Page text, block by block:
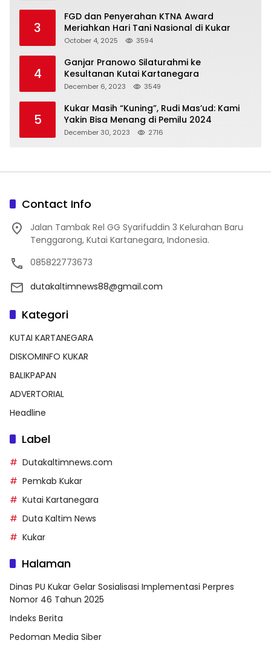
3
FGD dan Penyerahan KTNA Award
Meriahkan Hari Tani Nasional di Kukar
October 4, 2025 3594
4
Ganjar Pranowo Silaturahmi ke
Kesultanan Kutai Kartanegara
December 6, 2023 3549
5
Kukar Masih “Kuning”, Rudi Mas’ud: Kami
Yakin Bisa Menang di Pemilu 2024
December 30, 2023 2716
Contact Info
Jalan Tambak Rel GG Syarifuddin 3 Kelurahan Baru
Tenggarong, Kutai Kartanegara, Indonesia.
085822773673
dutakaltimnews88@gmail.com
Kategori
KUTAI KARTANEGARA
DISKOMINFO KUKAR
BALIKPAPAN
ADVERTORIAL
Headline
Label
Dutakaltimnews.com
Pemkab Kukar
Kutai Kartanegara
Duta Kaltim News
Kukar
Halaman
Dinas PU Kukar Gelar Sosialisasi Implementasi Perpres
Nomor 46 Tahun 2025
Indeks Berita
Pedoman Media Siber